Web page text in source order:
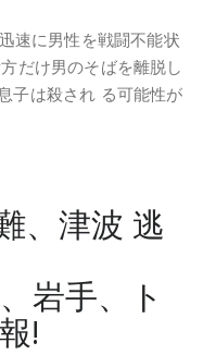
速に男性を戦闘不能状
だけ男のそばを離脱し
子は殺され る可能性が
、津波 逃
岩手、ト
!